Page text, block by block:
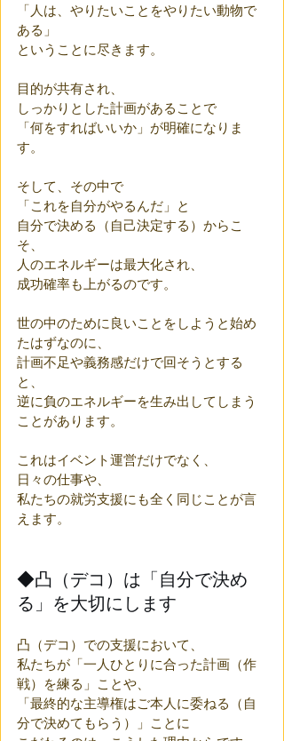
「人は、やりたいことをやりたい動物で
ある」
ということに尽きます。
目的が共有され、
しっかりとした計画があることで
「何をすればいいか」が明確になりま
す。
そして、その中で
「これを自分がやるんだ」と
自分で決める（自己決定する）からこ
そ、
人のエネルギーは最大化され、
成功確率も上がるのです。
世の中のために良いことをしようと始め
たはずなのに、
計画不足や義務感だけで回そうとする
と、
逆に負のエネルギーを生み出してしまう
ことがあります。
これはイベント運営だけでなく、
日々の仕事や、
私たちの就労支援にも全く同じことが言
えます。
◆凸（デコ）は「自分で決め
る」を大切にします
凸（デコ）での支援において、
私たちが「一人ひとりに合った計画（作
戦）を練る」ことや、
「最終的な主導権はご本人に委ねる（自
分で決めてもらう）」ことに